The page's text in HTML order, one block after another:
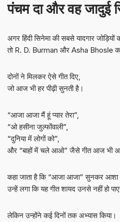
पंचम दा और वह जादुई
अगर हिंदी सिनेमा की सबसे यादगार जोड़ियों
तो R. D. Burman और Asha Bhosle का
दोनों ने मिलकर ऐसे गीत दिए,
जो आज भी हर पीढ़ी सुनती है।
“आजा आजा मैं हूं प्यार तेरा”,
“ओ हसीना जुल्फोंवाली”,
“दुनिया में लोगों को”,
और “बाहों में चले आओ” जैसे गीत आज भी
कहा जाता है कि “आजा आजा” सुनकर आशा
उन्हें लगा कि यह गीत शायद उनसे नहीं हो
लेकिन उन्होंने कई दिनों तक अभ्यास किया।